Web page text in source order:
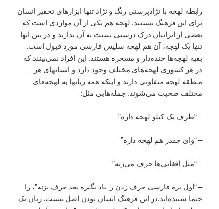
رابطه‌ لهجه با نژاد‌پرستى رنگ و نژاد تنها ابزارهاى تحقير انسان
براى اين فرهنگ نيستند. لهجه هم يکى از آن مواردى است که
بعضى از ايرانيان درک درستى نسبت به آن ندارند و در بين آنها
تنها يک لهجه، آن هم لهجه سليس فارسى مورد قبول است.
بقيه لهجه‌ها خنده‌دار و مسخره هستند. اين افراد نمى‌بينند که
در هر کشورى لهجه‌هاى مختلف وجود دارد و انسانهاى هر
منطقه لهجه متفاوتى دارند و اينکه همه زبانها به لهجه‌هاى
مختلف صحبت مى‌شوند. جمله‌هايى مثل:
– “طرف يک کيلو لهجه داره”
– “واى چقدر هم لهجه داره”
– “مثل افغانى‌ها حرف مى‌زنه”
– “اول بره فارسى حرف زدن را ياد بگيره بعد حرف بزنه”، را
حتما شنيده‌ايد.در اين فرهنگ انسان بودن اصل نيست. زبان يک